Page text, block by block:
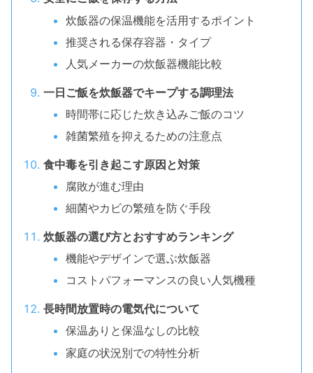
炊飯器の保温機能を活用するポイント
推奨される保存容器・タイプ
人気メーカーの炊飯器機能比較
一日ご飯を炊飯器でキープする調理法
時間帯に応じた炊き込みご飯のコツ
雑菌繁殖を抑えるための注意点
食中毒を引き起こす原因と対策
腐敗が進む理由
細菌やカビの繁殖を防ぐ手段
炊飯器の選び方とおすすめランキング
機能やデザインで選ぶ炊飯器
コストパフォーマンスの良い人気機種
長時間放置時の電気代について
保温ありと保温なしの比較
家庭の状況別での特性分析